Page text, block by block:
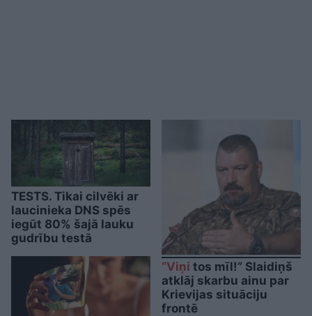
TESTS. Tikai cilvēki ar
laucinieka DNS spēs
iegūt 80% šajā lauku
gudrību testā
“Viņi tos mīl!” Slaidiņš
atklāj skarbu ainu par
Krievijas situāciju
frontē